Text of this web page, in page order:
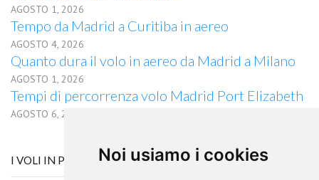
Noi usiamo i cookies
AGOSTO 1, 2026
Tempo da Madrid a Curitiba in aereo
AGOSTO 4, 2026
Quanto dura il volo in aereo da Madrid a Milano
AGOSTO 1, 2026
Tempi di percorrenza volo Madrid Port Elizabeth
AGOSTO 6, 2026
I VOLI IN PARTENZA DA CASABLANCA